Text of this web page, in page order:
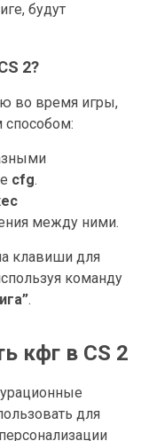
будут
2?
во время игры,
cfg.
между ними.
клавиши для
команду
.
кфг в CS 2
для